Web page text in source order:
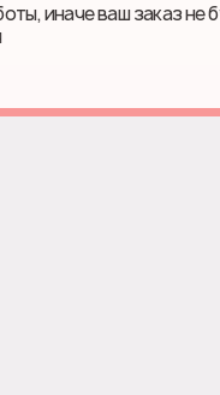
иначе ваш заказ не